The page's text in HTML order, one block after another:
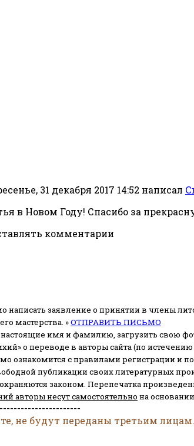
31 декабря 2017 14:52 написал
в Новом Году! Спасибо за
комментарии
написать заявление о принятии в члены
мастерства. »ОТПРАВИТЬ ПИСЬМО
имя и фамилию, загрузить свою
о переводе в авторы сайта (по
ознакомится с правилами регистрации и
публикации своих литературных
законом. Перепечатка
авторы несут самостоятельно на
не будут переданы третьим лицам.